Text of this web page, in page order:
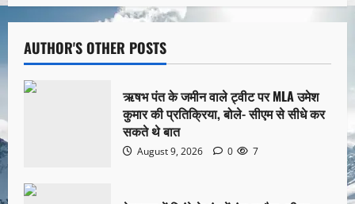
AUTHOR'S OTHER POSTS
ऋषभ पंत के जमीन वाले ट्वीट पर MLA उमेश
कुमार की प्रतिक्रिया, बोले- सीएम से सीधे कर
सकते थे बात
August 9, 2026 0 7